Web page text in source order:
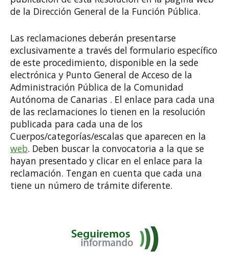
de la Dirección General de la Función Pública.
Las reclamaciones deberán presentarse
exclusivamente a través del formulario específico
de este procedimiento, disponible en la sede
electrónica y Punto General de Acceso de la
Administración Pública de la Comunidad
Autónoma de Canarias . El enlace para cada una
de las reclamaciones lo tienen en la resolución
publicada para cada una de los
Cuerpos/categorías/escalas que aparecen en la
web. Deben buscar la convocatoria a la que se
hayan presentado y clicar en el enlace para la
reclamación. Tengan en cuenta que cada una
tiene un número de trámite diferente.